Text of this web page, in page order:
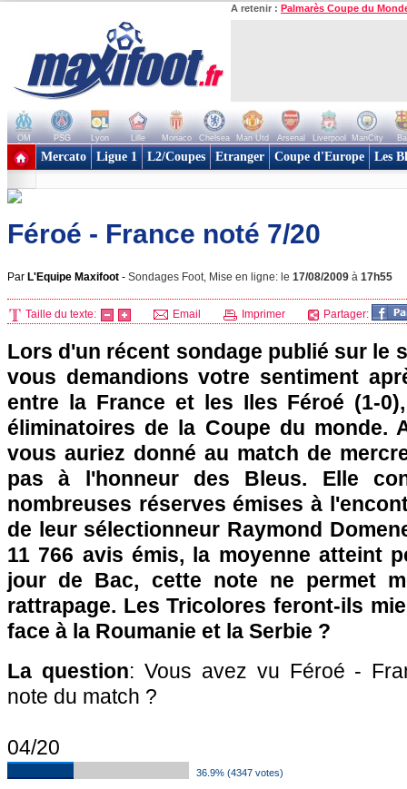
A retenir : Palmarès Coupe du
OM PSG Lyon Lille Monaco Chelsea Man Utd Arsenal Liverpool ManCity
+ de clubs
Mercato Ligue 1 L2/Coupes Etranger Coupe d'Europe Les
Féroé - France noté 7/20
Par L'Equipe Maxifoot - Sondages Foot, Mise en ligne: le 17/08/2009 à 17h55
Taille du texte: Email Imprimer Partager:
Lors d'un récent sondage publié sur le
vous demandions votre sentiment
entre la France et les Iles Féroé (1-
éliminatoires de la Coupe du monde.
vous auriez donné au match de
pas à l'honneur des Bleus. Elle
nombreuses réserves émises à
de leur sélectionneur Raymond
11 766 avis émis, la moyenne atteint
jour de Bac, cette note ne permet
rattrapage. Les Tricolores feront-ils
face à la Roumanie et la Serbie ?
La question: Vous avez vu Féroé -
note du match ?
04/20
36.9% (4347 votes)